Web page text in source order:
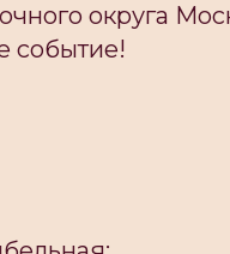
округа
событие!